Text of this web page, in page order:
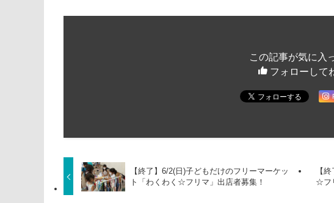
この記事が気に入
フォローして
【終了】6/2(日)子どもだけのフリーマーケッ
ト「わくわく☆フリマ」出店者募集！
【
☆フ